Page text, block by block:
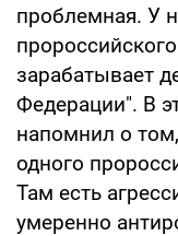
проблемная. У
зарабатывает
Федерации". В
напомнил о
одного
Там есть
умеренно